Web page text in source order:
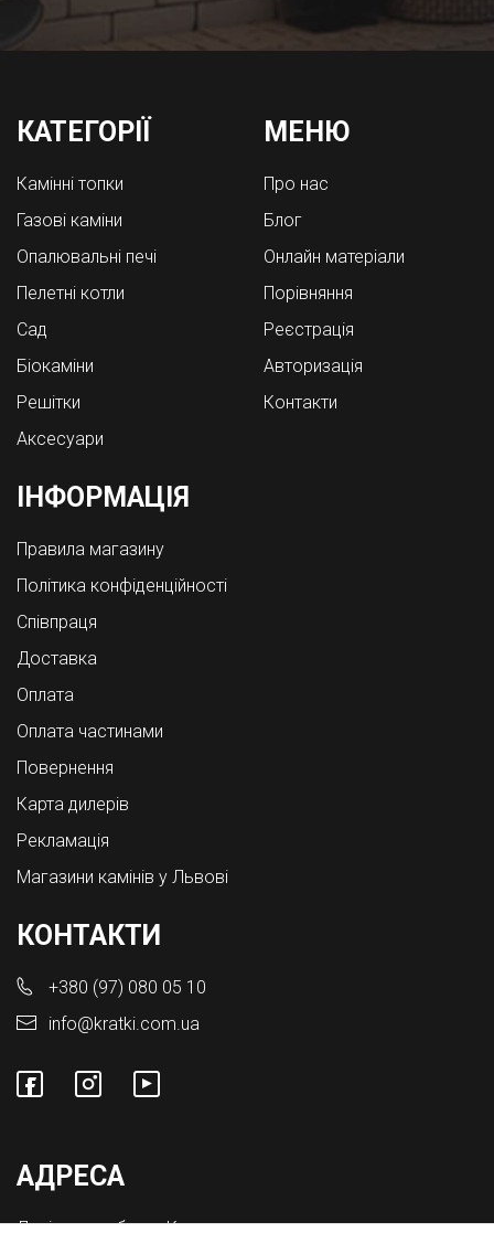
КАТЕГОРІЇ
Камінні топки
Газові каміни
Опалювальні печі
Пелетні котли
Cад
Біокаміни
Решітки
Аксесуари
МЕНЮ
Про нас
Блог
Онлайн матеріали
Порівняння
Реєстрація
Авторизація
Контакти
ІНФОРМАЦІЯ
Правила магазину
Політика конфіденційності
Співпраця
Доставка
Оплата
Оплата частинами
Повернення
Карта дилерів
Рекламація
Магазини камінів у Львові
КОНТАКТИ
+380 (97) 080 05 10
info@kratki.com.ua
АДРЕСА
Львівська обл., с. Конопниця,